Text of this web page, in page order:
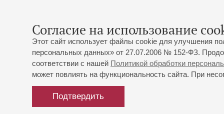
Согласие на использование
Этот сайт использует файлы cookie для улучшения
персональных данных» от 27.07.2006 № 152-ФЗ.
соответствии с нашей Политикой обработки
может повлиять на функциональность сайта. При
Подтвердить